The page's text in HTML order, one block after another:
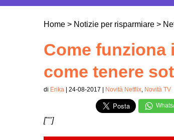
Home > Notizie per risparmiare >
Come funziona
come tenere
di Erika | 24-08-2017 | Novità Netflix, Novità TV
[""]